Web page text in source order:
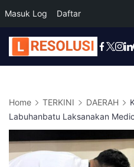
Masuk Log Daftar
Skip
to
Home TERKINI DAERAH
Labuhanbatu Laksanakan